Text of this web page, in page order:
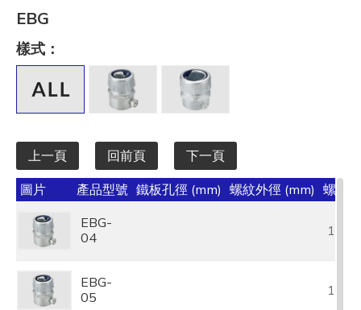
EBG
樣式：
上一頁 回前頁 下一頁
圖片 產品型號 鐵板孔徑 (mm) 螺紋外徑 (mm) 螺紋
EBG-
04
12.5
EBG-
05
12.2